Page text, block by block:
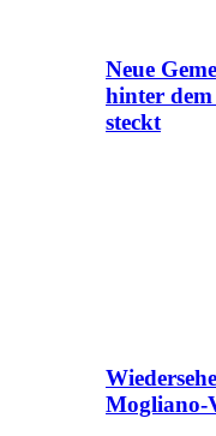
Neue
hinter
steckt
Mogliano-